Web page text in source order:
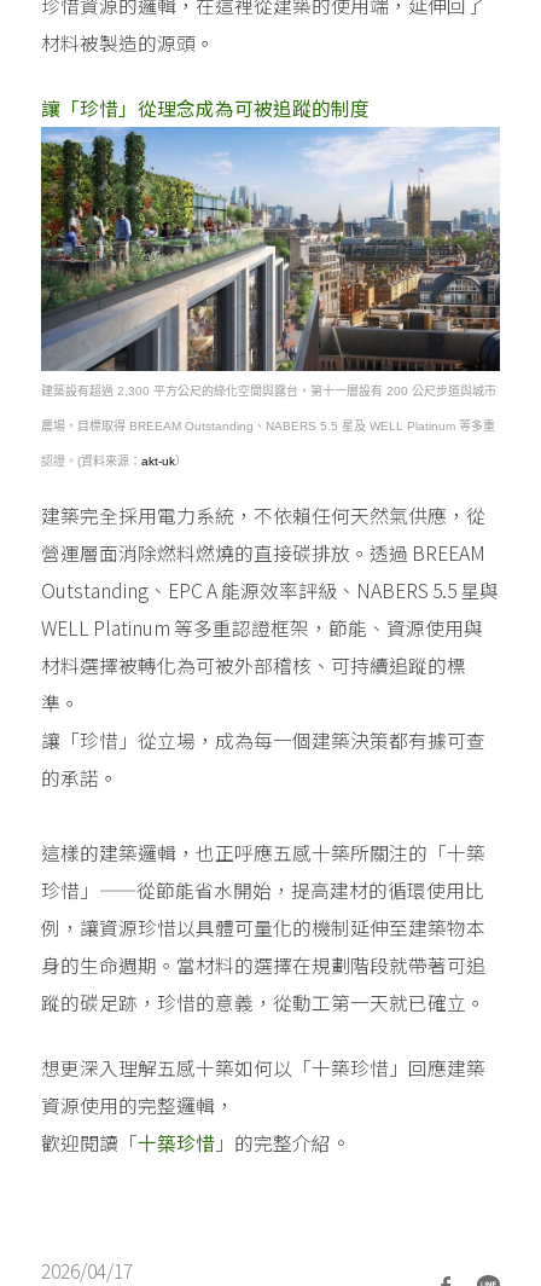
珍惜資源的邏輯，在這裡從建築的使用端，延伸回了
材料被製造的源頭。
讓「珍惜」從理念成為可被追蹤的制度
建築設有超過 2,300 平方公尺的綠化空間與露台，第十一層設有 200 公尺步道與城市
農場，目標取得 BREEAM Outstanding、NABERS 5.5 星及 WELL Platinum 等多重
認證。(資料來源：akt-uk）
建築完全採用電力系統，不依賴任何天然氣供應，從
營運層面消除燃料燃燒的直接碳排放。透過 BREEAM
Outstanding、EPC A 能源效率評級、NABERS 5.5 星與
WELL Platinum 等多重認證框架，節能、資源使用與
材料選擇被轉化為可被外部稽核、可持續追蹤的標
準。
讓「珍惜」從立場，成為每一個建築決策都有據可查
的承諾。
這樣的建築邏輯，也正呼應五感十築所關注的「十築
珍惜」——從節能省水開始，提高建材的循環使用比
例，讓資源珍惜以具體可量化的機制延伸至建築物本
身的生命週期。當材料的選擇在規劃階段就帶著可追
蹤的碳足跡，珍惜的意義，從動工第一天就已確立。
想更深入理解五感十築如何以「十築珍惜」回應建築
資源使用的完整邏輯，
歡迎閱讀「十築珍惜 」的完整介紹 。
2026/04/17